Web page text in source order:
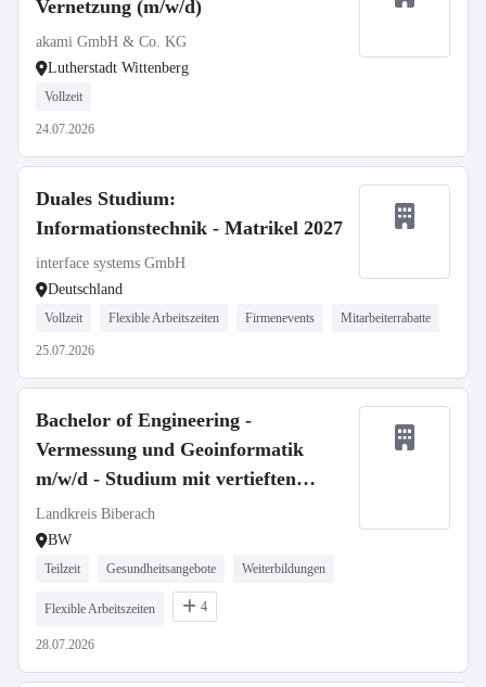
Vernetzung (m/w/d)
akami GmbH & Co. KG
Lutherstadt Wittenberg
Vollzeit
24.07.2026
Duales Studium:
Informationstechnik - Matrikel 2027
interface systems GmbH
Deutschland
Vollzeit Flexible Arbeitszeiten Firmenevents Mitarbeiterrabatte
25.07.2026
Bachelor of Engineering -
Vermessung und Geoinformatik
m/w/d - Studium mit vertieften
Praxisphasen
Landkreis Biberach
BW
Teilzeit Gesundheitsangebote Weiterbildungen
Flexible Arbeitszeiten 4
28.07.2026